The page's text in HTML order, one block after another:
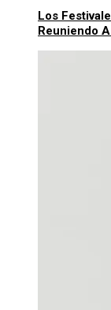
Los
Reuniendo